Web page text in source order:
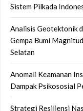
Sistem Pilkada
Analisis Geotektonik
Gempa Bumi
Selatan
Anomali Keamanan
Dampak Psikososial
Strategi Resiliensi